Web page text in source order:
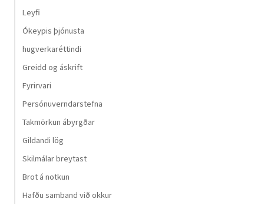
Leyfi
Ókeypis þjónusta
hugverkaréttindi
Greidd og áskrift
Fyrirvari
Persónuverndarstefna
Takmörkun ábyrgðar
Gildandi lög
Skilmálar breytast
Brot á notkun
Hafðu samband við okkur